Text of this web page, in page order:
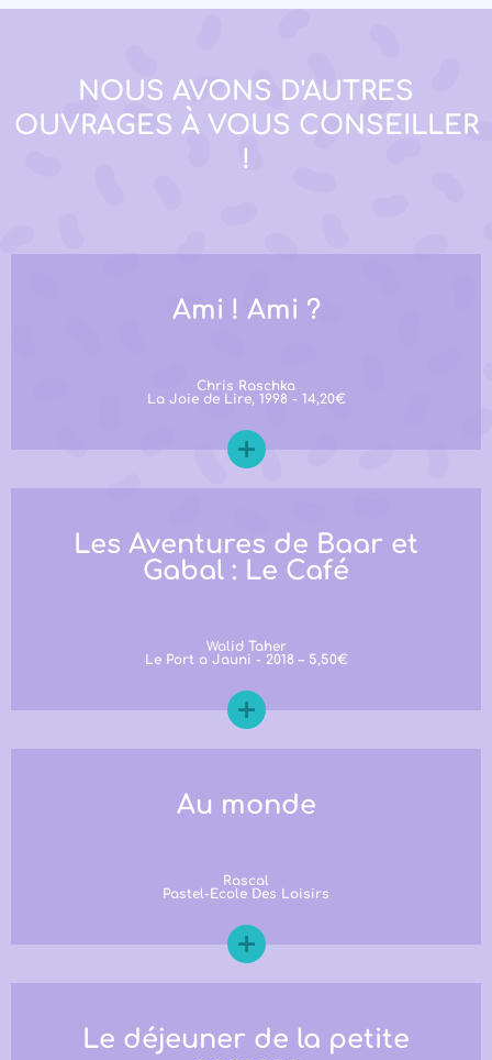
NOUS AVONS D'AUTRES
OUVRAGES À VOUS CONSEILLER
!
Ami ! Ami ?
Chris Raschka
La Joie de Lire, 1998 - 14,20€
Les Aventures de Baar et
Gabal : Le Café
Walid Taher
Le Port a Jauni - 2018 – 5,50€
Au monde
Rascal
Pastel-Ecole Des Loisirs
Le déjeuner de la petite